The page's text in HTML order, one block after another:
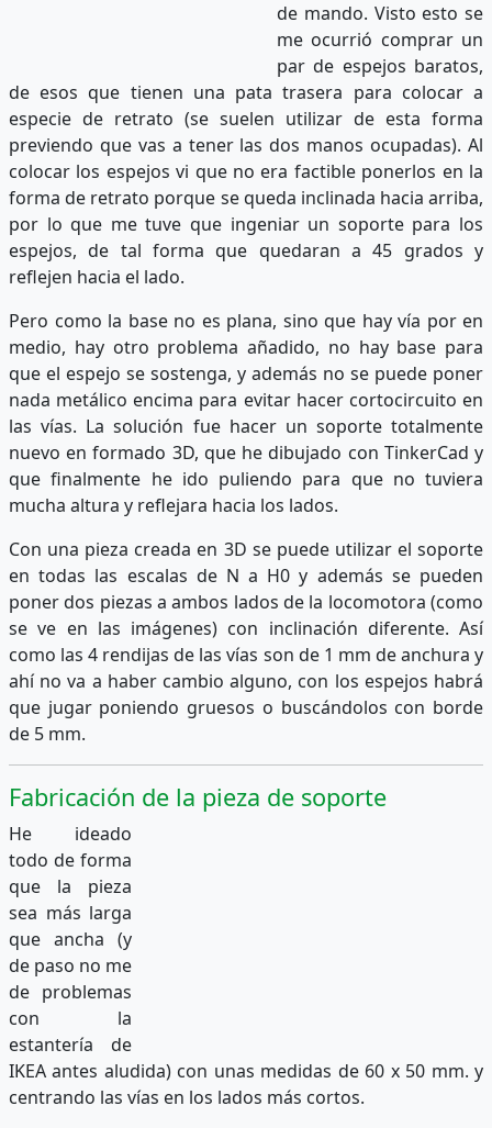
de mando. Visto esto se
me ocurrió comprar un
par de espejos baratos,
de esos que tienen una pata trasera para colocar a
especie de retrato (se suelen utilizar de esta forma
previendo que vas a tener las dos manos ocupadas). Al
colocar los espejos vi que no era factible ponerlos en la
forma de retrato porque se queda inclinada hacia arriba,
por lo que me tuve que ingeniar un soporte para los
espejos, de tal forma que quedaran a 45 grados y
reflejen hacia el lado.
Pero como la base no es plana, sino que hay vía por en
medio, hay otro problema añadido, no hay base para
que el espejo se sostenga, y además no se puede poner
nada metálico encima para evitar hacer cortocircuito en
las vías. La solución fue hacer un soporte totalmente
nuevo en formado 3D, que he dibujado con TinkerCad y
que finalmente he ido puliendo para que no tuviera
mucha altura y reflejara hacia los lados.
Con una pieza creada en 3D se puede utilizar el soporte
en todas las escalas de N a H0 y además se pueden
poner dos piezas a ambos lados de la locomotora (como
se ve en las imágenes) con inclinación diferente. Así
como las 4 rendijas de las vías son de 1 mm de anchura y
ahí no va a haber cambio alguno, con los espejos habrá
que jugar poniendo gruesos o buscándolos con borde
de 5 mm.
Fabricación de la pieza de soporte
He ideado
todo de forma
que la pieza
sea más larga
que ancha (y
de paso no me
de problemas
con la
estantería de
IKEA antes aludida) con unas medidas de 60 x 50 mm. y
centrando las vías en los lados más cortos.